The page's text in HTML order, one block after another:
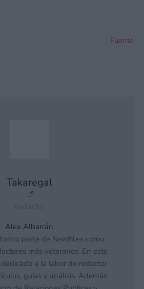
Fuente
Takaregal
Alex Albarrán
parte de NextN.es como
más veteranos. En este
a la labor de redactor
guías y análisis. Además